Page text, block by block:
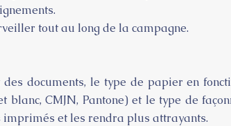
tout au long de la campagne.
documents, le type de papier en
CMJN, Pantone) et le type de
et les rendra plus attrayants.